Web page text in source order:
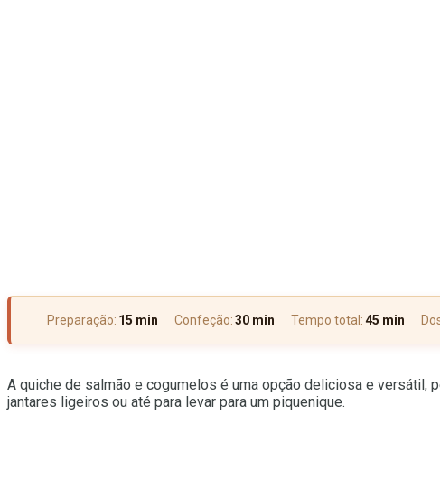
Preparação: 15 min Confeção:30 min Tempo total:45 min
A quiche de salmão e cogumelos é uma opção deliciosa e versátil,
jantares ligeiros ou até para levar para um piquenique.